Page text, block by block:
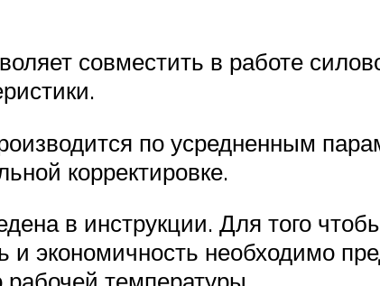
совместить в работе
по усредненным
корректировке.
в инструкции. Для того
экономичность необходимо